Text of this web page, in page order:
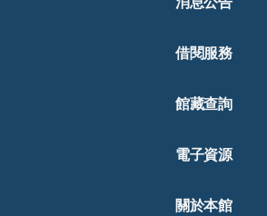
借閱服務
館藏查詢
電子資源
關於本館